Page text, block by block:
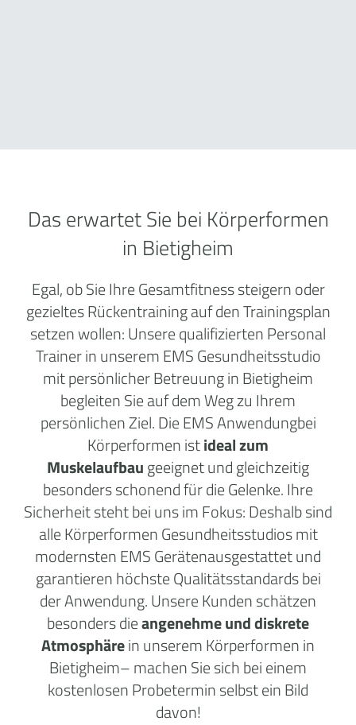
Das erwartet Sie bei Körperformen
in Bietigheim
Egal, ob Sie Ihre Gesamtfitness steigern oder
gezieltes Rückentraining auf den Trainingsplan
setzen wollen: Unsere qualifizierten Personal
Trainer in unserem EMS Gesundheitsstudio
mit persönlicher Betreuung in Bietigheim
begleiten Sie auf dem Weg zu Ihrem
persönlichen Ziel. Die EMS Anwendungbei
Körperformen istideal zum
Muskelaufbaugeeignet und gleichzeitig
besonders schonend für die Gelenke. Ihre
Sicherheit steht bei uns im Fokus: Deshalb sind
alle Körperformen Gesundheitsstudios mit
modernsten EMS Gerätenausgestattet und
garantieren höchste Qualitätsstandards bei
der Anwendung. Unsere Kunden schätzen
besonders dieangenehme und diskrete
Atmosphärein unserem Körperformen in
Bietigheim– machen Sie sich bei einem
kostenlosen Probetermin selbst ein Bild
davon!